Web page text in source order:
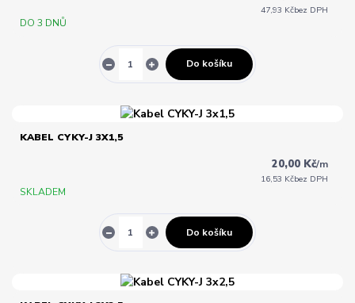
47,93 Kčbez DPH
DO 3 DNŮ
Do košíku
KABEL CYKY-J 3X1,5
20,00 Kč/m
16,53 Kčbez DPH
SKLADEM
Do košíku